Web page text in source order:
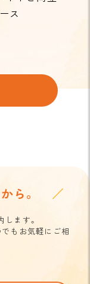
ス
ら。
ます。
もお気軽にご相